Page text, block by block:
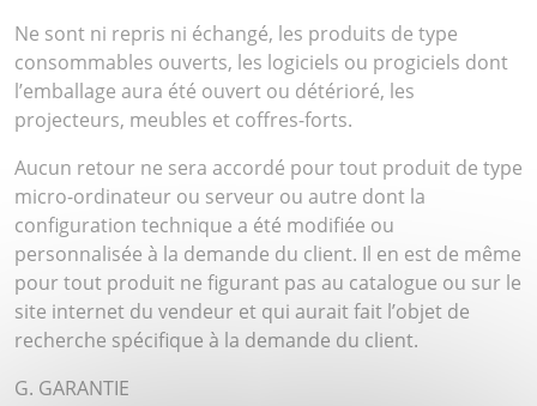
Ne sont ni repris ni échangé, les produits de type
consommables ouverts, les logiciels ou progiciels dont
l’emballage aura été ouvert ou détérioré, les
projecteurs, meubles et coffres-forts.
Aucun retour ne sera accordé pour tout produit de type
micro-ordinateur ou serveur ou autre dont la
configuration technique a été modifiée ou
personnalisée à la demande du client. Il en est de même
pour tout produit ne figurant pas au catalogue ou sur le
site internet du vendeur et qui aurait fait l’objet de
recherche spécifique à la demande du client.
G. GARANTIE